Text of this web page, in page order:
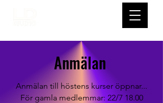
Anmälan
Anmälan till höstens kurser öppnar...
För gamla medlemmar: 22/7 18.00